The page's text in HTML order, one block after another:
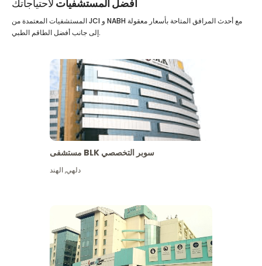
أفضل المستشفيات لاحتياجاتك
المستشفيات المعتمدة من JCI و NABH مع أحدث المرافق المتاحة بأسعار معقولة
إلى جانب أفضل الطاقم الطبي.
مستشفى BLK سوبر التخصصي
دلهي,الهند